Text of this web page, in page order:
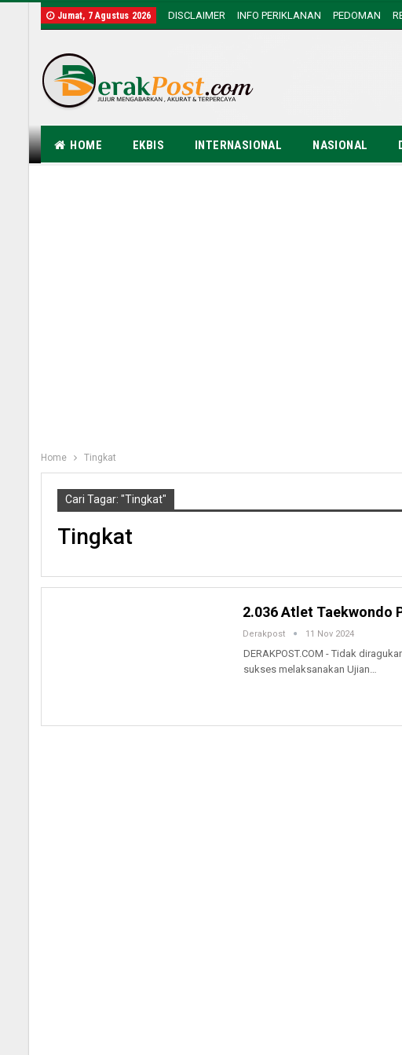
Jumat, 7 Agustus 2026 DISCLAIMER INFO PERIKLANAN PEDOMAN
HOME EKBIS INTERNASIONAL NASIONAL
Home Tingkat
Cari Tagar: "Tingkat"
Tingkat
2.036 Atlet Taekwondo
Derakpost 11 Nov 2024
DERAKPOST.COM - Tidak
sukses melaksanakan Ujian…